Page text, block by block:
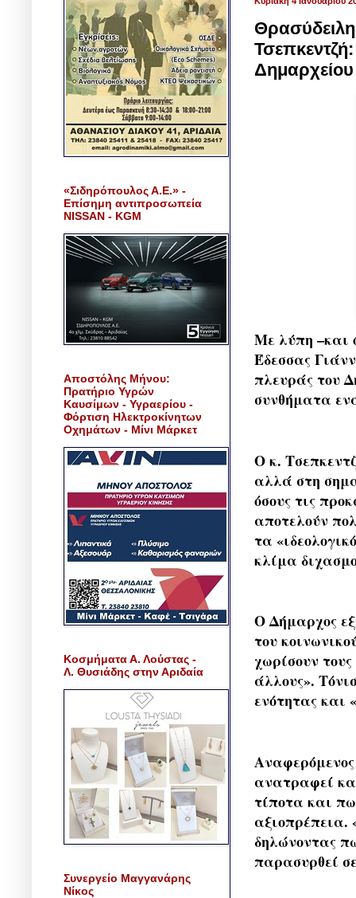
Δημαρχείου
Με λύπη –και
Έδεσσας
πλευράς του
συνθήματα
Ο κ.
αλλά στη
όσους τις
αποτελούν
τα
κλίμα
Ο Δήμαρχος
του
χωρίσουν
άλλους».
ενότητας και
ανατραφεί
τίποτα και
αξιοπρέπεια.
δηλώνοντας
παρασυρθεί
«Σιδηρόπουλος Α.Ε.» -
Επίσημη αντιπροσωπεία
NISSAN - KGM
Αποστόλης Μήνου:
Πρατήριο Υγρών
Καυσίμων - Υγραερίου -
Φόρτιση Ηλεκτροκίνητων
Οχημάτων - Μίνι Μάρκετ
Κοσμήματα Α. Λούστας -
Λ. Θυσιάδης στην Αριδαία
Συνεργείο Μαγγανάρης
Νίκος